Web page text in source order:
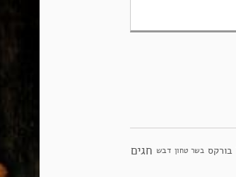
בורקס בשר טחון דבש חגים